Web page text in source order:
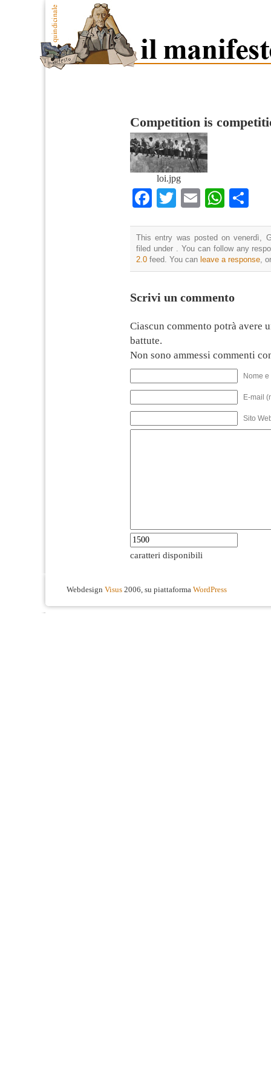
Competition is
loi.jpg
Facebook
TwitterEmail
This entry was posted on venerdì,
filed under . You can follow any
2.0 feed. You can leave a response,
Scrivi un commento
Ciascun commento potrà avere
battute.
Non sono ammessi commenti
Nome
E-mail
Sito
caratteri disponibili
Webdesign Visus 2006, su piattaforma WordPress